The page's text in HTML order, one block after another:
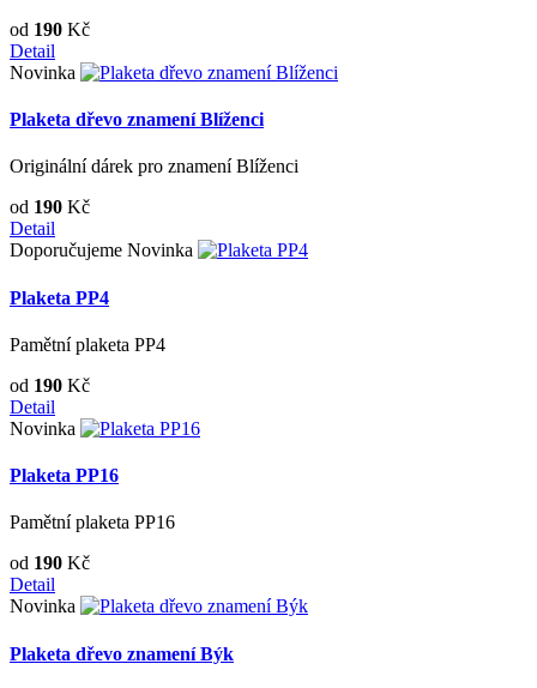
od 190 Kč
Detail
Novinka
Plaketa dřevo znamení Blíženci
Originální dárek pro znamení Blíženci
od 190 Kč
Detail
Doporučujeme Novinka
Plaketa PP4
Pamětní plaketa PP4
od 190 Kč
Detail
Novinka
Plaketa PP16
Pamětní plaketa PP16
od 190 Kč
Detail
Novinka
Plaketa dřevo znamení Býk